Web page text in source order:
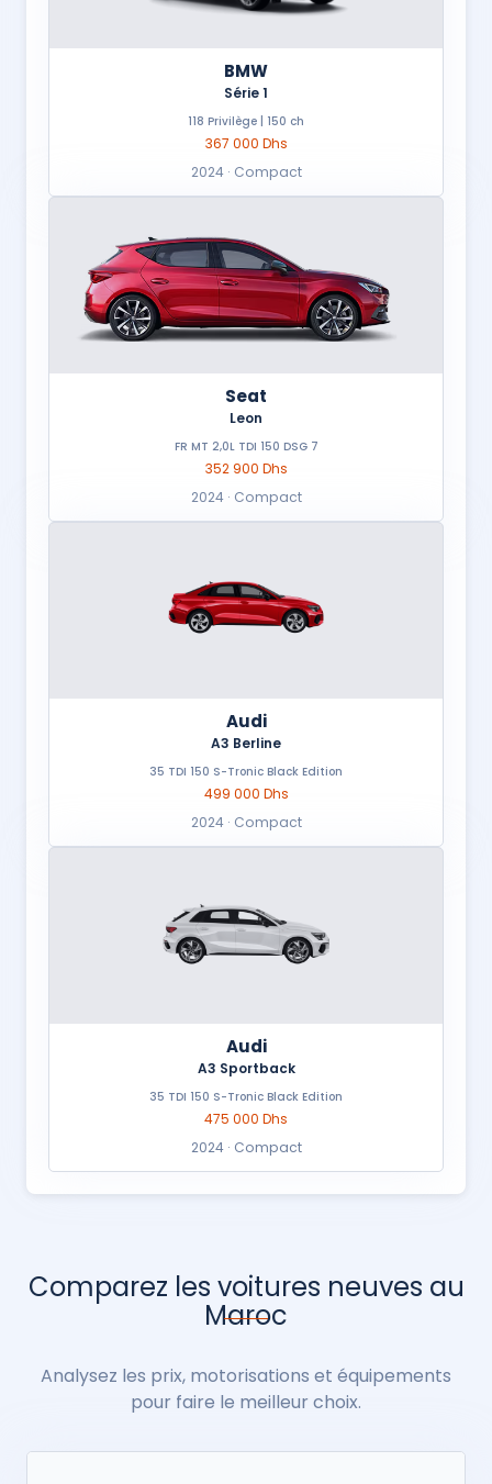
BMW
Série 1
118 Privilège | 150 ch
367 000 Dhs
2024 · Compact
Seat
Leon
FR MT 2,0L TDI 150 DSG 7
352 900 Dhs
2024 · Compact
Audi
A3 Berline
35 TDI 150 S-Tronic Black Edition
499 000 Dhs
2024 · Compact
Audi
A3 Sportback
35 TDI 150 S-Tronic Black Edition
475 000 Dhs
2024 · Compact
Comparez les voitures neuves au
Maroc
Analysez les prix, motorisations et équipements
pour faire le meilleur choix.